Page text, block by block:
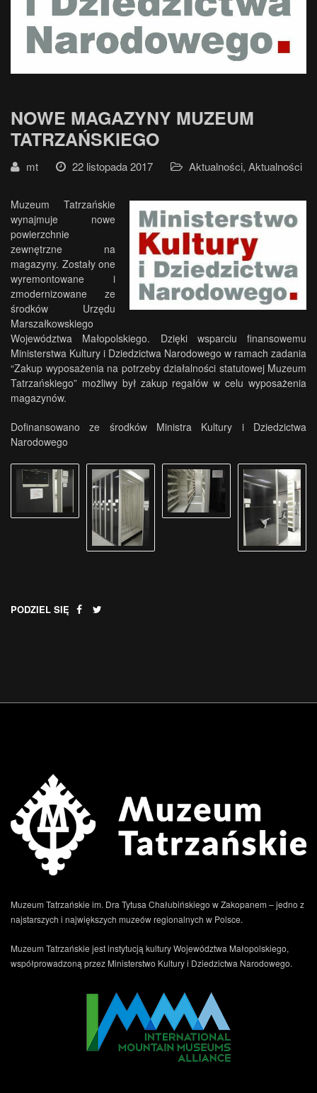
NOWE MAGAZYNY MUZEUM
TATRZAŃSKIEGO
mt 22 listopada 2017 Aktualności, Aktualności
Muzeum Tatrzańskie
wynajmuje nowe
powierzchnie
zewnętrzne na
magazyny. Zostały one
wyremontowane i
zmodernizowane ze
środków Urzędu
Marszałkowskiego
Województwa Małopolskiego. Dzięki wsparciu finansowemu
Ministerstwa Kultury i Dziedzictwa Narodowego w ramach zadania
“Zakup wyposażenia na potrzeby działalności statutowej Muzeum
Tatrzańskiego” możliwy był zakup regałów w celu wyposażenia
magazynów.
Dofinansowano ze środków Ministra Kultury i Dziedzictwa
Narodowego
PODZIEL SIĘ
Muzeum Tatrzańskie im. Dra Tytusa Chałubińskiego w Zakopanem – jedno z
najstarszych i największych muzeów regionalnych w Polsce.
Muzeum Tatrzańskie jest instytucją kultury Województwa Małopolskiego,
współprowadzoną przez Ministerstwo Kultury i Dziedzictwa Narodowego.